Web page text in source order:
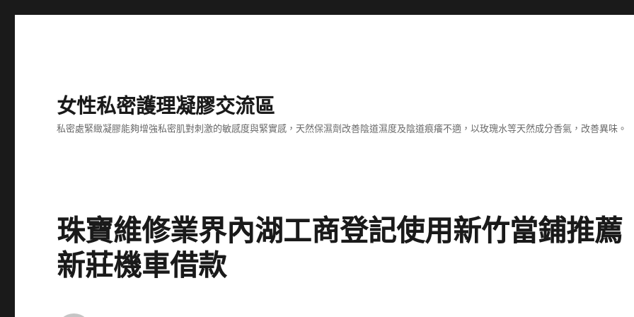
女性私密護理凝膠交流區
私密處緊緻凝膠能夠增強私密肌對刺激的敏感度與緊實感，天然保濕劑改善陰道濕度及陰道痕癢不適，以玫瑰水等天然成分香氣，改善異味。
珠寶維修業界內湖工商登記使用新竹當鋪推薦
新莊機車借款